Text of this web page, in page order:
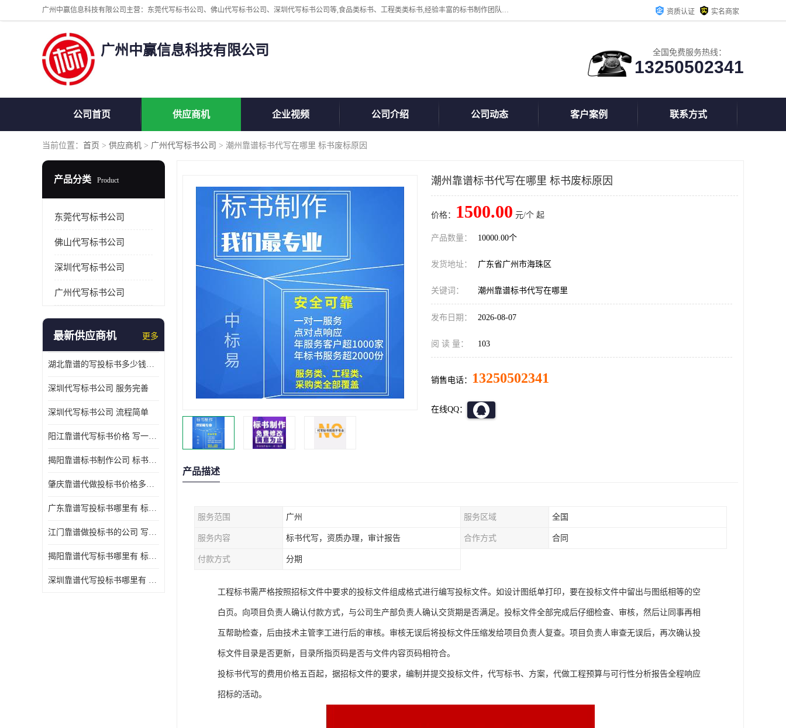
广州中赢信息科技有限公司主营：东莞代写标书公司、佛山代写标书公司、深圳代写标书公司等,食品类标书、工程类类标书,经验丰富的标书制作团队,24小时加急服务,多对一服务。 资质认证 实名商家
广州中赢信息科技有限公司 全国免费服务热线：
13250502341
公司首页 供应商机 企业视频 公司介绍 公司动态 客户案例 联系方式
当前位置： 首页 > 供应商机 > 广州代写标书公司 > 潮州靠谱标书代写在哪里 标书废标原因
产品分类 Product
东莞代写标书公司
佛山代写标书公司
深圳代写标书公司
广州代写标书公司
最新供应商机 更多
湖北靠谱的写投标书多少钱一份 写一份标书多少钱
深圳代写标书公司 服务完善
深圳代写标书公司 流程简单
阳江靠谱代写标书价格 写一份标书多少钱
揭阳靠谱标书制作公司 标书好写吗
肇庆靠谱代做投标书价格多少 写一份标书多少钱
广东靠谱写投标书哪里有 标书好写吗
江门靠谱做投标书的公司 写一份标书多少钱
揭阳靠谱代写标书哪里有 标书怎么做
深圳靠谱代写投标书哪里有 标书好写吗
潮州靠谱标书代写在哪里 标书废标原因
价格： 1500.00 元/个 起
产品数量： 10000.00个
发货地址： 广东省广州市海珠区
关键词： 潮州靠谱标书代写在哪里
发布日期： 2026-08-07
阅 读 量： 103
销售电话： 13250502341
在线QQ：
产品描述
服务范围 广州 服务区域 全国
服务内容 标书代写，资质办理，审计报告 合作方式 合同
付款方式 分期
工程标书需严格按照招标文件中要求的投标文件组成格式进行编写投标文件。如设计图纸单打印，要在投标文件中留出与图纸相等的空
白页。向项目负责人确认付款方式，与公司生产部负责人确认交货期是否满足。投标文件全部完成后仔细检查、审核，然后让同事再相
互帮助检查，后由技术主管李工进行后的审核。审核无误后将投标文件压缩发给项目负责人复查。项目负责人审查无误后，再次确认投
标文件目录是否更新，目录所指页码是否与文件内容页码相符合。
投标书代写的费用价格五百起，据招标文件的要求，编制并提交投标文件，代写标书、方案，代做工程预算与可行性分析报告全程响应
招标的活动。